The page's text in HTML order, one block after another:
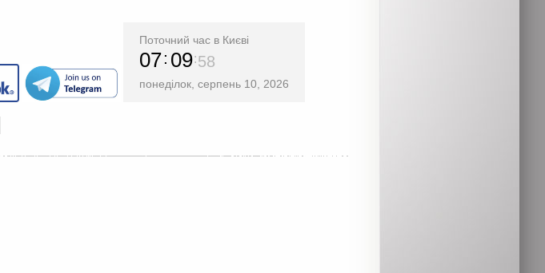
Поточний час в Києві
07 09 58
понеділок, серпень 10, 2026